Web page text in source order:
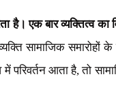
है। एक बार व्यक्तित्व का
सामाजिक समारोहों के
में परिवर्तन आता है,तो